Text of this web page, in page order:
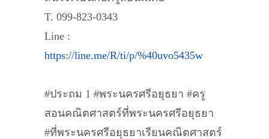
T. 099-823-0343
Line :
https://line.me/R/ti/p/%40uvo5435w
#ประถม 1 #พระนครศรีอยุธยา #ครู
สอนคณิตศาสตร์ที่พระนครศรีอยุธยา
#ที่พระนครศรีอยุธยาเรียนคณิตศาสตร์